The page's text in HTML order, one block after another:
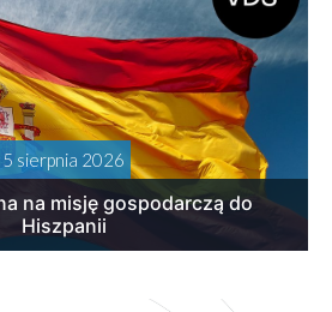
5 sierpnia 2026
na misję gospodarczą do
Hiszpanii